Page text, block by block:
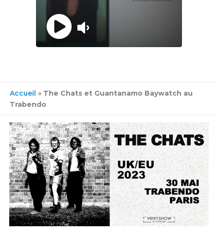
Accueil » The Chats et Guantanamo Baywatch au
Trabendo